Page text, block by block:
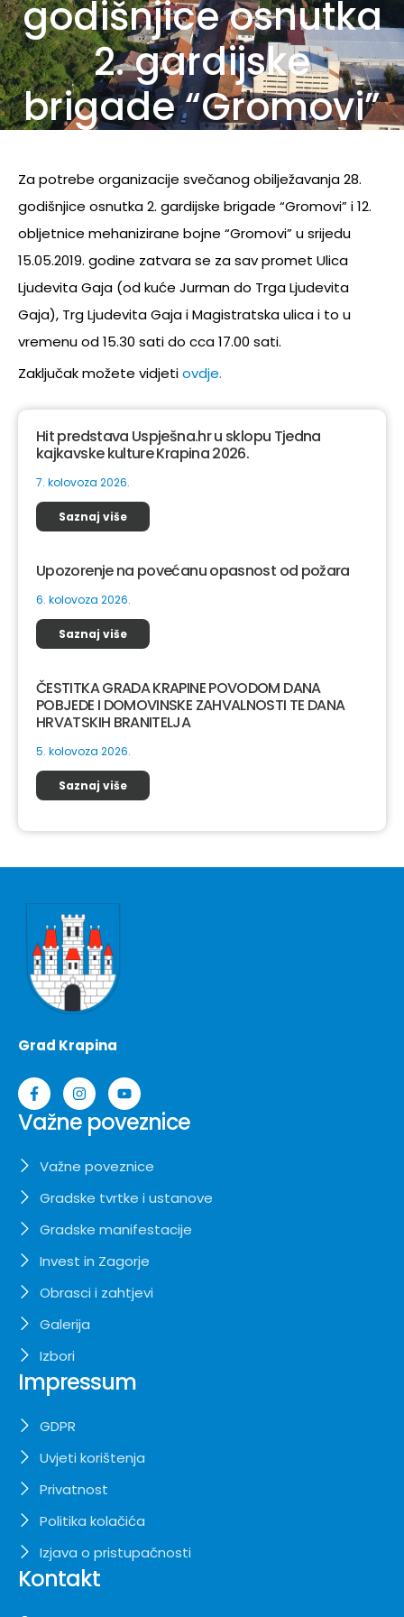
godišnjice osnutka
2. gardijske
brigade “Gromovi”
Za potrebe organizacije svečanog obilježavanja 28.
godišnjice osnutka 2. gardijske brigade “Gromovi” i 12.
obljetnice mehanizirane bojne “Gromovi” u srijedu
15.05.2019. godine zatvara se za sav promet Ulica
Ljudevita Gaja (od kuće Jurman do Trga Ljudevita
Gaja), Trg Ljudevita Gaja i Magistratska ulica i to u
vremenu od 15.30 sati do cca 17.00 sati.
Zaključak možete vidjetiovdje.
Hit predstava Uspješna.hr u sklopu Tjedna
kajkavske kulture Krapina 2026.
7. kolovoza 2026.
Saznaj više
Upozorenje na povećanu opasnost od požara
6. kolovoza 2026.
Saznaj više
ČESTITKA GRADA KRAPINE POVODOM DANA
POBJEDE I DOMOVINSKE ZAHVALNOSTI TE DANA
HRVATSKIH BRANITELJA
5. kolovoza 2026.
Saznaj više
Grad Krapina
Važne poveznice
Važne poveznice
Gradske tvrtke i ustanove
Gradske manifestacije
Invest in Zagorje
Obrasci i zahtjevi
Galerija
Izbori
Impressum
GDPR
Uvjeti korištenja
Privatnost
Politika kolačića
Izjava o pristupačnosti
Kontakt